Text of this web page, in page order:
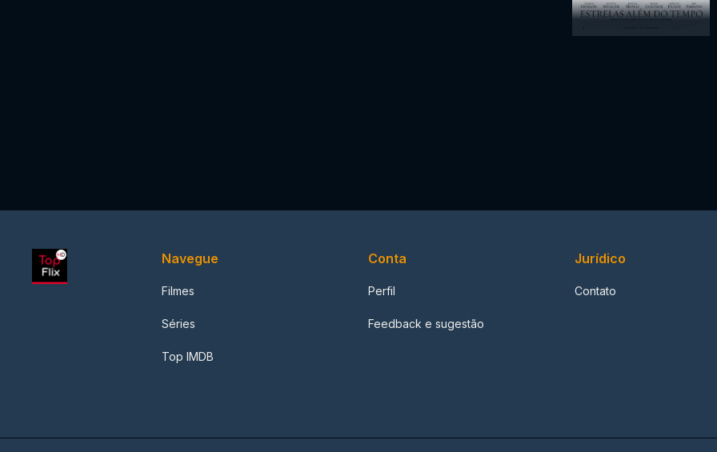
Navegue
Filmes
Séries
Top IMDB
Conta
Perfil
Feedback e sugestão
Jurídico
Contato